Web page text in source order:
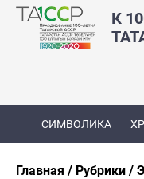
К
СИМВОЛИКА
Главная Рубрики